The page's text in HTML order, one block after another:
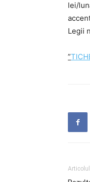
lei/
Legii
”